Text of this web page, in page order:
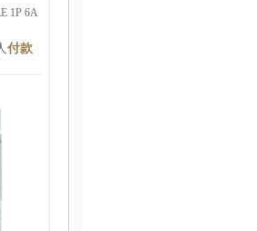
1P 6A
付款